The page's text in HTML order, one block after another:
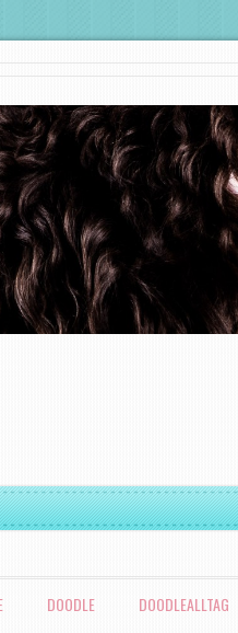
SPRINGENDOODLE DOODLEALLTAG